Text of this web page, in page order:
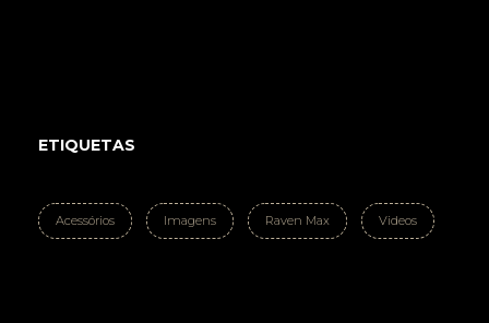
ETIQUETAS
Acessórios Imagens Raven Max Videos